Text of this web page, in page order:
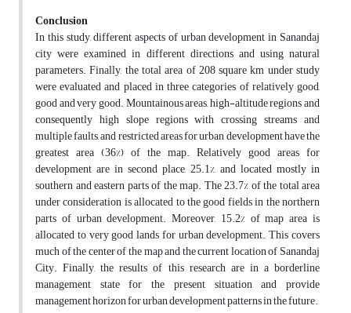
Conclusion
In this study, different aspects of urban development in Sanandaj
city were examined in different directions and using natural
parameters. Finally, the total area of 208 square km under study
were evaluated and placed in three categories of relatively good,
good and very good. Mountainous areas, high-altitude regions and
consequently high slope regions with crossing streams and
multiple faults, and restricted areas for urban development have the
greatest area (36%) of the map. Relatively good areas for
development are in second place, 25.1%, and located mostly in
southern and eastern parts of the map. The 23.7% of the total area
under consideration is allocated to the good fields in the northern
parts of urban development. Moreover, 15.2% of map area is
allocated to very good lands for urban development. This covers
much of the center of the map and the current location of Sanandaj
City. Finally, the results of this research are in a borderline
management state for the present situation and provide
management horizon for urban development patterns in the future.